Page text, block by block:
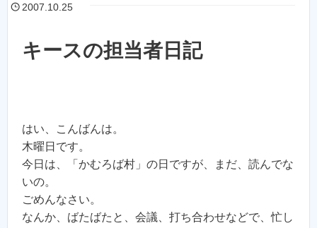
2007.10.25
キースの担当者日記
はい、こんばんは。
木曜日です。
今日は、「かむろば村」の日ですが、まだ、読んでな
いの。
ごめんなさい。
なんか、ばたばたと、会議、打ち合わせなどで、忙し